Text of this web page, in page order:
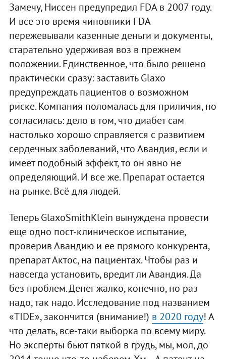
Замечу, Ниссен предупредил FDA в 2007 году.
И все это время чиновники FDA
пережевывали казенные деньги и документы,
старательно удерживая воз в прежнем
положении. Единственное, что было решено
практически сразу: заставить Glaxo
предупреждать пациентов о возможном
риске. Компания поломалась для приличия, но
согласилась: дело в том, что диабет сам
настолько хорошо справляется с развитием
сердечных заболеваний, что Авандия, если и
имеет подобный эффект, то он явно не
определяющий. И все же. Препарат остается
на рынке. Всё для людей.
Теперь GlaxoSmithKlein вынуждена провести
еще одно пост-клиническое испытание,
проверив Авандию и ее прямого конкурента,
препарат Актос, на пациентах. Чтобы раз и
навсегда установить, вредит ли Авандия. Да
без проблем. Денег жалко, конечно, но раз
надо, так надо. Исследование под названием
«TIDE», закончится (внимание!) в 2020 году! А
что делать, все-таки выборка по всему миру.
Но эксперты бьют пяткой в грудь, мы, мол, до